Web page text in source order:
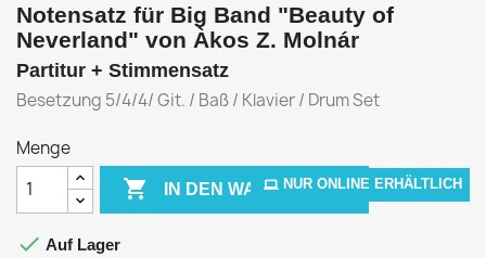
NUR ONLINE ERHÄLTLICH
Notensatz für Big Band "Beauty of
Neverland" von Àkos Z. Molnár
Partitur + Stimmensatz
Besetzung 5/4/4/ Git. / Baß / Klavier / Drum Set
Menge
 IN DEN WARENKORB
 Auf Lager